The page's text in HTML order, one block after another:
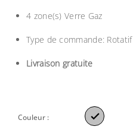
4 zone(s) Verre Gaz
Type de commande: Rotatif
Livraison gratuite
Couleur : 